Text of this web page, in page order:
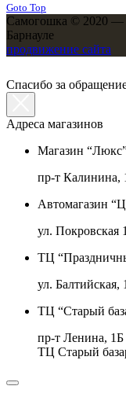
Goto Top
Самогошка © 2020 —
Барнауле
продвижение сайта
Спасибо за
Адреса магазинов
Магазин
пр-т Калинина,
Автомагазин
ул. Покровская
ТЦ
ул. Балтийская,
ТЦ “Старый
пр-т Ленина, 1Б
ТЦ Старый